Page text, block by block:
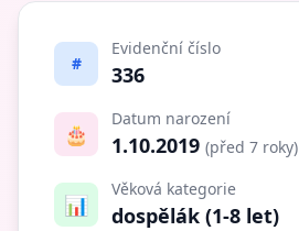
#
Evidenční číslo
336
🎂
Datum narození
1.10.2019 (před 7 roky)
📊
Věková kategorie
dospělák (1-8 let)